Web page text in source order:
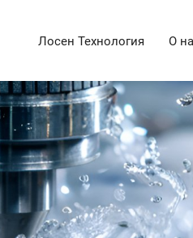
Лосен Технология О